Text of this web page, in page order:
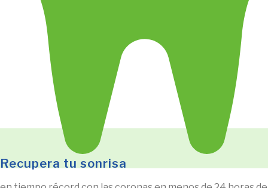
Recupera tu sonrisa